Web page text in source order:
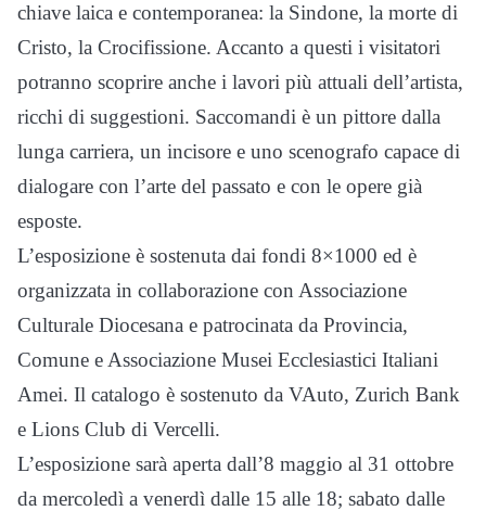
chiave laica e contemporanea: la Sindone, la morte di
Cristo, la Crocifissione. Accanto a questi i visitatori
potranno scoprire anche i lavori più attuali dell’artista,
ricchi di suggestioni. Saccomandi è un pittore dalla
lunga carriera, un incisore e uno scenografo capace di
dialogare con l’arte del passato e con le opere già
esposte.
L’esposizione è sostenuta dai fondi 8×1000 ed è
organizzata in collaborazione con Associazione
Culturale Diocesana e patrocinata da Provincia,
Comune e Associazione Musei Ecclesiastici Italiani
Amei. Il catalogo è sostenuto da VAuto, Zurich Bank
e Lions Club di Vercelli.
L’esposizione sarà aperta dall’8 maggio al 31 ottobre
da mercoledì a venerdì dalle 15 alle 18; sabato dalle